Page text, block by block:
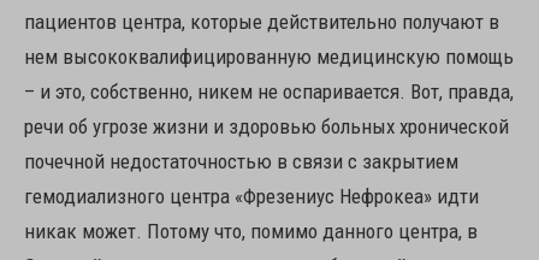
пациентов центра, которые действительно получают в
нем высококвалифицированную медицинскую помощь
– и это, собственно, никем не оспаривается. Вот, правда,
речи об угрозе жизни и здоровью больных хронической
почечной недостаточностью в связи с закрытием
гемодиализного центра «Фрезениус Нефрокеа» идти
никак может. Потому что, помимо данного центра, в